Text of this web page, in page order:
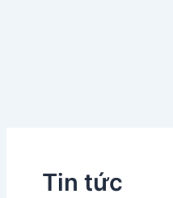
Tin tức